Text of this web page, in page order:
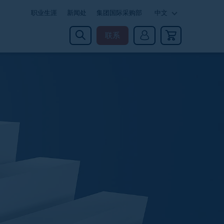
职业生涯 新闻处 集团国际采购部 中文
联系